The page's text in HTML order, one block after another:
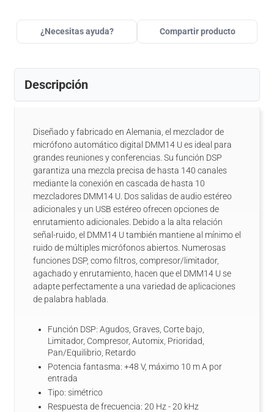
¿Necesitas ayuda? Compartir producto
Descripción
Diseñado y fabricado en Alemania, el mezclador de
micrófono automático digital DMM14 U es ideal para
grandes reuniones y conferencias. Su función DSP
garantiza una mezcla precisa de hasta 140 canales
mediante la conexión en cascada de hasta 10
mezcladores DMM14 U. Dos salidas de audio estéreo
adicionales y un USB estéreo ofrecen opciones de
enrutamiento adicionales. Debido a la alta relación
señal-ruido, el DMM14 U también mantiene al mínimo el
ruido de múltiples micrófonos abiertos. Numerosas
funciones DSP, como filtros, compresor/limitador,
agachado y enrutamiento, hacen que el DMM14 U se
adapte perfectamente a una variedad de aplicaciones
de palabra hablada.
Función DSP: Agudos, Graves, Corte bajo,
Limitador, Compresor, Automix, Prioridad,
Pan/Equilibrio, Retardo
Potencia fantasma: +48 V, máximo 10 m A por
entrada
Tipo: simétrico
Respuesta de frecuencia: 20 Hz - 20 kHz